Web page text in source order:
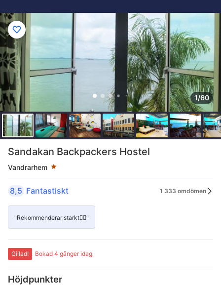
1/60
Sandakan Backpackers Hostel
Vandrarhem
Stjärnklassificering: 1 stjärnor
8,5 Fantastiskt 1 333 omdömen
"Rekommenderar starkt👍🏾"
Gillad! Bokad 4 gånger idag
Höjdpunkter